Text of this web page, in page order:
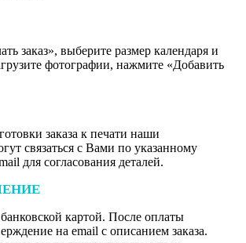
заказ», выберите размер календаря и
фотографии, нажмите «Добавить
заказа к печати наши
связаться с Вами по указанному
для согласования деталей.
картой. После оплаты
на email с описанием заказа.